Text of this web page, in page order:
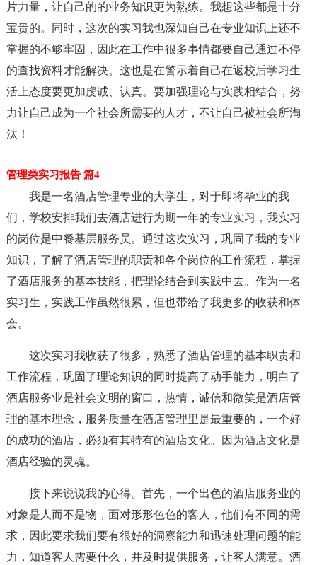
片力量，让自己的的业务知识更为熟练。我想这些都是十分
宝贵的。同时，这次的实习我也深知自己在专业知识上还不
掌握的不够牢固，因此在工作中很多事情都要自己通过不停
的查找资料才能解决。这也是在警示着自己在返校后学习生
活上态度要更加虔诚、认真。要加强理论与实践相结合，努
力让自己成为一个社会所需要的人才，不让自己被社会所淘
汰！
管理类实习报告 篇4
我是一名酒店管理专业的大学生，对于即将毕业的我
们，学校安排我们去酒店进行为期一年的专业实习，我实习
的岗位是中餐基层服务员。通过这次实习，巩固了我的专业
知识，了解了酒店管理的职责和各个岗位的工作流程，掌握
了酒店服务的基本技能，把理论结合到实践中去。作为一名
实习生，实践工作虽然很累，但也带给了我更多的收获和体
会。
这次实习我收获了很多，熟悉了酒店管理的基本职责和
工作流程，巩固了理论知识的同时提高了动手能力，明白了
酒店服务业是社会文明的窗口，热情，诚信和微笑是酒店管
理的基本理念，服务质量在酒店管理里是最重要的，一个好
的成功的酒店，必须有其特有的酒店文化。因为酒店文化是
酒店经验的灵魂。
接下来说说我的心得。首先，一个出色的酒店服务业的
对象是人而不是物，面对形形色色的客人，他们有不同的需
求，因此要求我们要有很好的洞察能力和迅速处理问题的能
力，知道客人需要什么，并及时提供服务，让客人满意。酒